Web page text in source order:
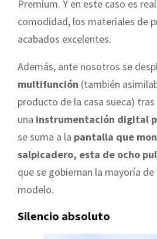
Premium. Y en este caso es
comodidad, los materiales de
acabados excelentes.
Además, ante nosotros se
multifunción (también
producto de la casa sueca)
una instrumentación digital
se suma a la pantalla que
salpicadero, esta de ocho
que se gobiernan la mayoría
modelo.
Silencio absoluto